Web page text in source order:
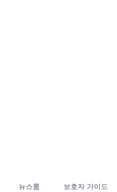
뉴스룸
보호자 가이드